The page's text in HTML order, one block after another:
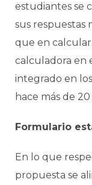
estudiantes se
sus respuestas
que en
calculadora en
integrado en
hace más de 20
Formulario
En lo que
propuesta se